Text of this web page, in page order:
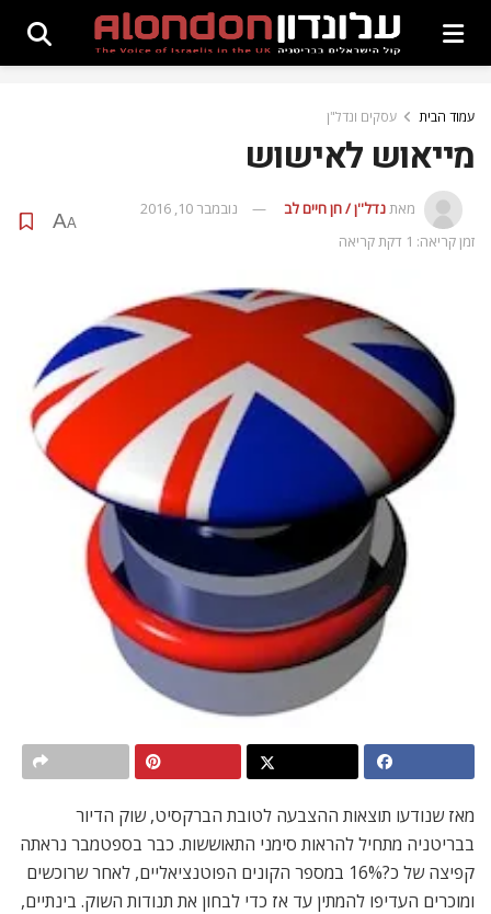
עמוד הבית עסקים ונדל"ן
מייאוש לאישוש
מאתנדל''ן / חן חיים לב
נובמבר 10, 2016
זמן קריאה: 1 דקת קריאה
A
A
מאז שנודעו תוצאות ההצבעה לטובת הברקסיט, שוק הדיור
בבריטניה מתחיל להראות סימני התאוששות. כבר בספטמבר נראתה
קפיצה של כ?16% במספר הקונים הפוטנציאליים, לאחר שרוכשים
ומוכרים העדיפו להמתין עד אז כדי לבחון את תנודות השוק. בינתיים,